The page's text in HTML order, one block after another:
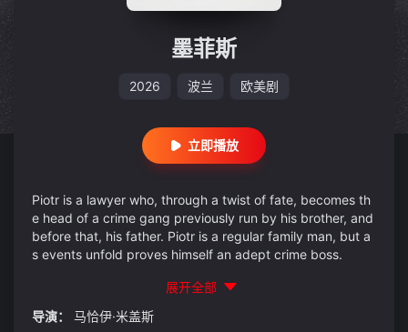
墨菲斯
2026 波兰 欧美剧
立即播放
Piotr is a lawyer who, through a twist of fate, becomes th
e head of a crime gang previously run by his brother, and
before that, his father. Piotr is a regular family man, but a
s events unfold proves himself an adept crime boss.
展开全部
导演：
马恰伊·米盖斯